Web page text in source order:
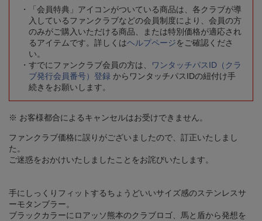
「会員特典」アイコンがついている商品は、各クラブが導
入しているファンクラブなどの会員制度により、会員の方
のみがご購入いただける商品、または特別価格が適応され
るアイテムです。詳しくはヘルプページをご確認くださ
い。
すでにファンクラブ会員の方は、
ワンタッチパスID（クラ
ブ発行会員番号）登録 からワンタッチパスIDの紐付け手
続きをお願いします。
※ お客様都合によるキャンセルはお受けできません。
ファンクラブ価格に誤りがございましたので、訂正いたしまし
た。
ご迷惑をおかけいたしましたことをお詫びいたします。
手にしっくりフィットするちょうどいいサイズ感のステンレスサ
ーモタンブラー。
ブラックカラーにロアッソ熊本のクラブロゴ、馬と盾から発想を